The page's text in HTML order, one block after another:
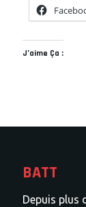
J’aime Ça :
BATT
Depuis plus